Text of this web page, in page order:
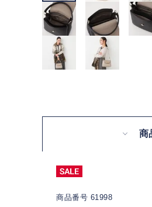
商
商品番号 61998